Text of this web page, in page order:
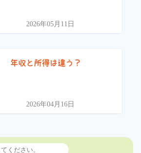
2026年05月11日
年収と所得は違う？
2026年04月16日